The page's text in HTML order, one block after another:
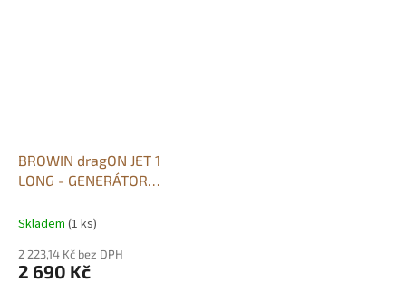
BROWIN dragON JET 1
LONG - GENERÁTOR
Skladem (1 ks)
2 223,14 Kč bez DPH
2 690 Kč